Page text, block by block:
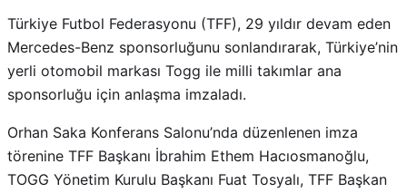
Türkiye Futbol Federasyonu (TFF), 29 yıldır devam eden
Mercedes-Benz sponsorluğunu sonlandırarak, Türkiye’nin
yerli otomobil markası Togg ile milli takımlar ana
sponsorluğu için anlaşma imzaladı.
Orhan Saka Konferans Salonu’nda düzenlenen imza
törenine TFF Başkanı İbrahim Ethem Hacıosmanoğlu,
TOGG Yönetim Kurulu Başkanı Fuat Tosyalı, TFF Başkan